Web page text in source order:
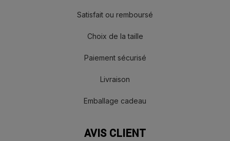
Satisfait ou remboursé
Choix de la taille
Paiement sécurisé
Livraison
Emballage cadeau
AVIS CLIENT